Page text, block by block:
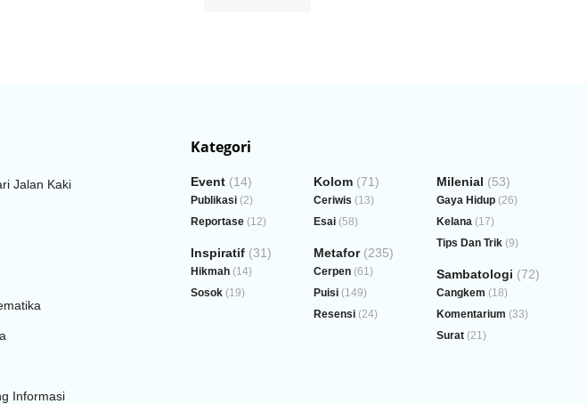
Jalan Kaki
Informasi
Kategori
Event(14)
Publikasi(2)
Reportase(12)
Inspiratif(31)
Hikmah(14)
Sosok(19)
Kolom(71)
Ceriwis (13)
Esai(58)
Metafor(235)
Cerpen(61)
Puisi(149)
Resensi(24)
Milenial (53)
Gaya Hidup(26)
Kelana (17)
Tips Dan Trik(9)
Sambatologi (72)
Cangkem (18)
Komentarium (33)
Surat(21)